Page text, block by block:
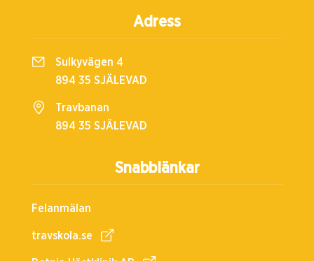
Snabblänkar
Felanmälan
travskola.se
Adress
Sulkyvägen 4
894 35 SJÄLEVAD
Travbanan
894 35 SJÄLEVAD